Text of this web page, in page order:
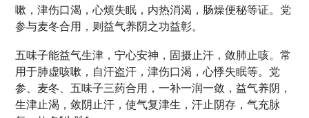
嗽，津伤口渴，心烦失眠，内热消渴，肠燥便秘等证。党
参与麦冬合用，则益气养阴之功益彰。
五味子能益气生津，宁心安神，固摄止汗，敛肺止咳。常
用于肺虚咳嗽，自汗盗汗，津伤口渴，心悸失眠等。党
参、麦冬、五味子三药合用，一补一润一敛，益气养阴，
生津止渴，敛阴止汗，使气复津生，汗止阴存，气充脉